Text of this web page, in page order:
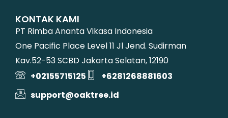
KONTAK KAMI
PT Rimba Ananta Vikasa Indonesia
One Pacific Place Level 11 Jl Jend. Sudirman
Kav.52-53 SCBD Jakarta Selatan, 12190
+02155715125
+6281268881603
support@oaktree.id